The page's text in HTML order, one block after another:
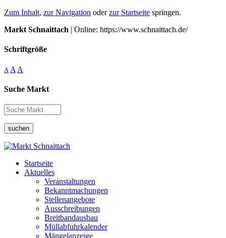
Zum Inhalt, zur Navigation oderzur Startseite springen.
Markt Schnaittach | Online: https://www.schnaittach.de/
Schriftgröße
A A A
Suche Markt
suchen
Startseite
Aktuelles
Veranstaltungen
Bekanntmachungen
Stellenangebote
Ausschreibungen
Breitbandausbau
Müllabfuhrkalender
Mängelanzeige